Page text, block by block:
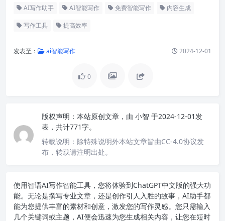
AI写作助手 AI智能写作 免费智能写作 内容生成
写作工具 提高效率
发表至： ai智能写作 2024-12-01
0
版权声明： 本站原创文章，由 小智 于2024-12-01发
表，共计771字。
转载说明： 除特殊说明外本站文章皆由CC-4.0协议发
布，转载请注明出处。
使用智语AI写作智能工具，您将体验到ChatGPT中文版的强大功
能。无论是撰写专业文章，还是创作引人入胜的故事，AI助手都
能为您提供丰富的素材和创意，激发您的写作灵感。您只需输入
几个关键词或主题，AI便会迅速为您生成相关内容，让您在短时